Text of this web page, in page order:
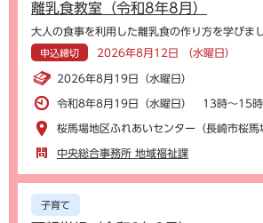
離乳食教室（令和8年8月）
大人の食事を利用した離乳食の作り方を学びま
申込締切 2026年8月12日 （水曜日）
2026年8月19日（水曜日）
令和8年8月19日（水曜日） 13時～15時
桜馬場地区ふれあいセンター（長崎市桜馬
中央総合事務所 地域福祉課
子育て